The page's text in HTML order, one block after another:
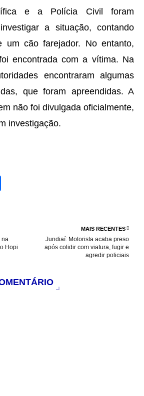
e a Polícia Civil foram
a situação, contando
um cão farejador. No entanto,
encontrada com a vítima. Na
encontraram algumas
que foram apreendidas. A
não foi divulgada oficialmente,
investigação.
MAIS RECENTES
Jundiaí: Motorista acaba preso
após colidir com viatura, fugir e
agredir policiais
na
Hopi